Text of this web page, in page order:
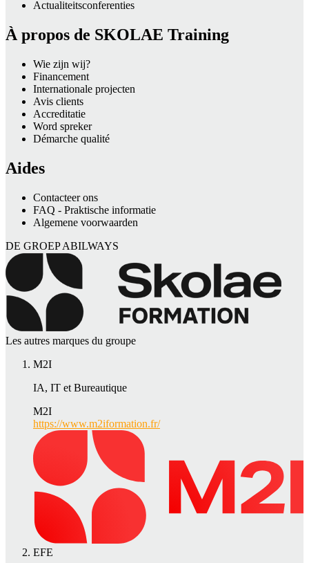
Actualiteitsconferenties
À propos de SKOLAE Training
Wie zijn wij?
Financement
Internationale projecten
Avis clients
Accreditatie
Word spreker
Démarche qualité
Aides
Contacteer ons
FAQ - Praktische informatie
Algemene voorwaarden
DE GROEP ABILWAYS
Les autres marques du groupe
M2I
IA, IT et Bureautique
M2I
https://www.m2iformation.fr/
EFE